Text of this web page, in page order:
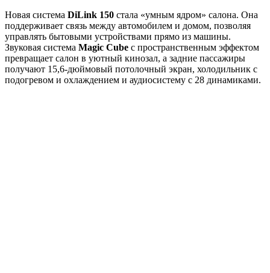
Новая система DiLink 150 стала «умным ядром» салона. Она
поддерживает связь между автомобилем и домом, позволяя
управлять бытовыми устройствами прямо из машины.
Звуковая система Magic Cube с пространственным эффектом
превращает салон в уютный кинозал, а задние пассажиры
получают 15,6-дюймовый потолочный экран, холодильник с
подогревом и охлаждением и аудиосистему с 28 динамиками.